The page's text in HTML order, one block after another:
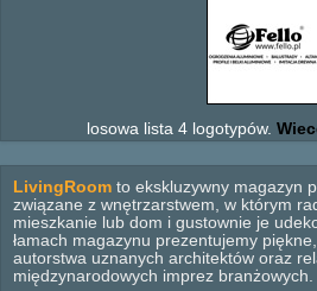
losowa lista 4 logotypów.
LivingRoom to ekskluzywny magazyn
związane z wnętrzarstwem, w którym
mieszkanie lub dom i gustownie je
łamach magazynu prezentujemy
autorstwa uznanych architektów oraz
międzynarodowych imprez branżowych.